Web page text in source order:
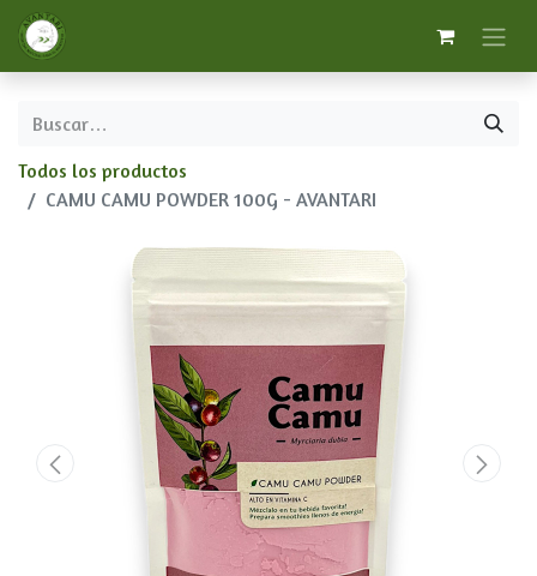
Todos los productos
CAMU CAMU POWDER 100G - AVANTARI